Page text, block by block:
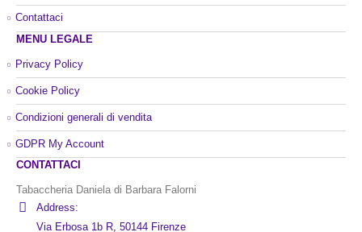
Contattaci
MENU LEGALE
Privacy Policy
Cookie Policy
Condizioni generali di vendita
GDPR My Account
CONTATTACI
Tabaccheria Daniela di Barbara Falorni
Address:
Via Erbosa 1b R, 50144 Firenze